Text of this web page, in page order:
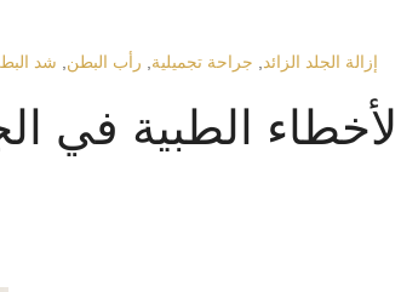
إزالة الجلد الزائد, جراحة تجميلية, رأب البطن, شد
الطبية في